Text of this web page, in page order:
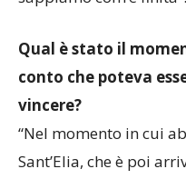
Qual è stato il
conto che poteva